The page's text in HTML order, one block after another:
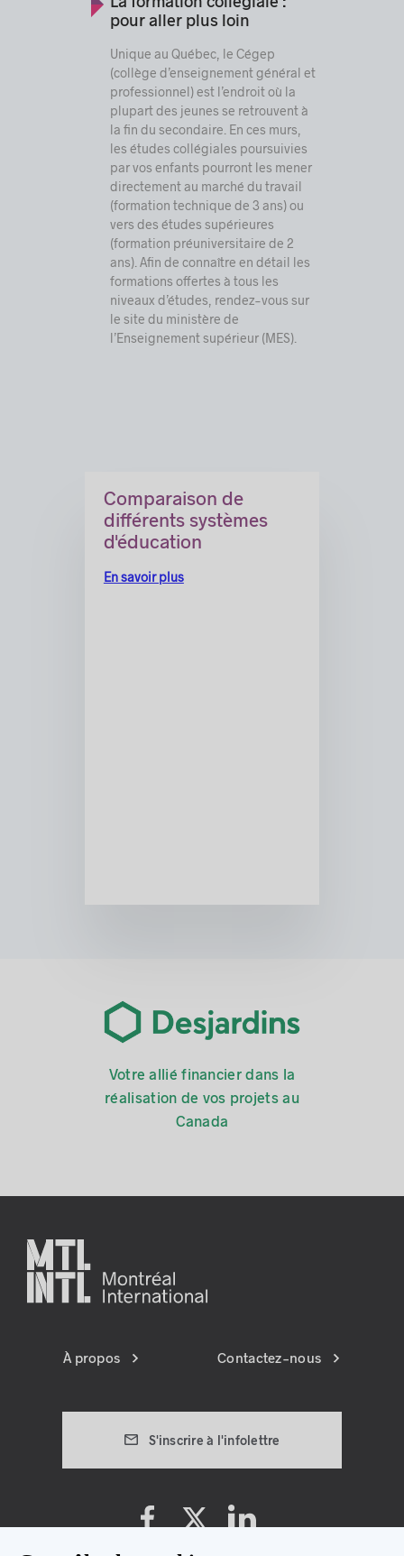
pour aller plus loin
Unique au Québec, le Cégep
(collège d’enseignement général et
professionnel) est l’endroit où la
plupart des jeunes se retrouvent à
la fin du secondaire. En ces murs,
les études collégiales poursuivies
par vos enfants pourront les mener
directement au marché du travail
(formation technique de 3 ans) ou
vers des études supérieures
(formation préuniversitaire de 2
ans). Afin de connaître en détail les
formations offertes à tous les
niveaux d’études, rendez-vous sur
le site du ministère de
l’Enseignement supérieur (MES)
Comparaison de
différents systèmes
d'éducation
En savoir plus
Votre allié financier dans la
réalisation de vos projets au
Canada
S'inscrire à l'infolettre
À propos Contactez-nous